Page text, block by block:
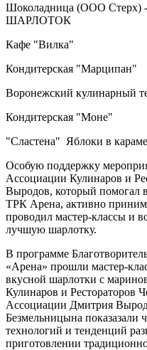
Шоколадница (ООО
ШАРЛОТОК
Кафе "Вилка"
Кондитерская "Марципан"
Воронежский кулинарный
Кондитерская "Моне"
"Сластена" Яблоки в
Особую поддержку
Ассоциации Кулинаров и
Выродов, который помогал
ТРК Арена, активно
проводил мастер-классы и
лучшую шарлотку.
В программе
«Арена» прошли мастер-
вкусной шарлотки с
Кулинаров и Рестораторов
Ассоциации Дмитрия
Безмельницына показазали
технологий и тенденций
приготовлении